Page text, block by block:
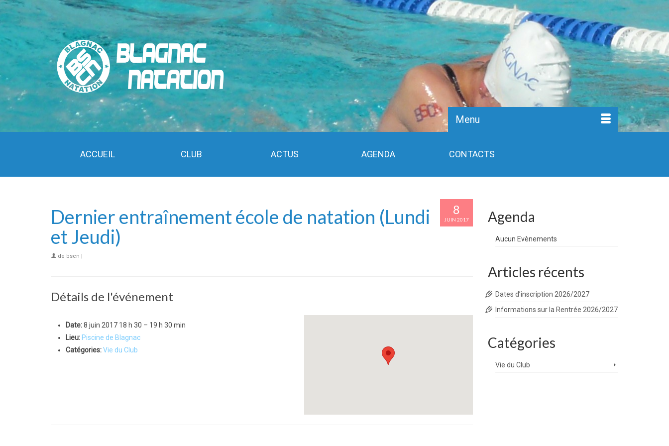
Menu
ACCUEIL CLUB ACTUS AGENDA CONTACTS
8
JUIN 2017
Dernier entraînement école de natation (Lundi
et Jeudi)
de bscn |
Détails de l'événement
Date:8 juin 2017 18 h 30 – 19 h 30 min
Lieu: Piscine de Blagnac
Catégories:Vie du Club
Agenda
Aucun Evènements
Articles récents
Dates d’inscription 2026/2027
Informations sur la Rentrée 2026/2027
Catégories
Vie du Club